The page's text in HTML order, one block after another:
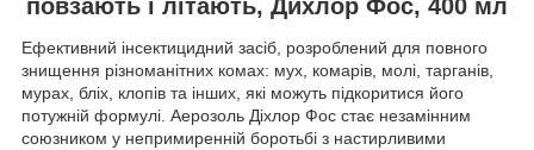
повзають і літають, Дихлор Фос, 400 мл
Ефективний інсектицидний засіб, розроблений для повного
знищення різноманітних комах: мух, комарів, молі, тарганів,
мурах, бліх, клопів та інших, які можуть підкоритися його
потужній формулі. Аерозоль Діхлор Фос стає незамінним
союзником у непримиренній боротьбі з настирливими